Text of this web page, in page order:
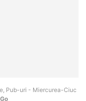
Pub-uri - Miercurea-Ciuc